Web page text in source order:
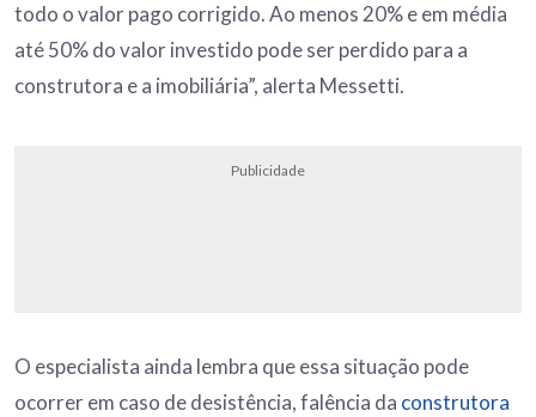
todo o valor pago corrigido. Ao menos 20% e em média
até 50% do valor investido pode ser perdido para a
construtora e a imobiliária”, alerta Messetti.
Publicidade
O especialista ainda lembra que essa situação pode
ocorrer em caso de desistência, falência da construtora